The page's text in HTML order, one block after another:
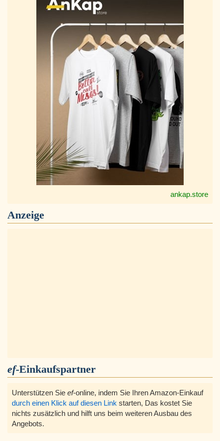
ankap.store
Anzeige
ef-Einkaufspartner
Unterstützen Sie ef-online, indem Sie Ihren Amazon-Einkauf
durch einen Klick auf diesen Link starten, Das kostet Sie
nichts zusätzlich und hilft uns beim weiteren Ausbau des
Angebots.